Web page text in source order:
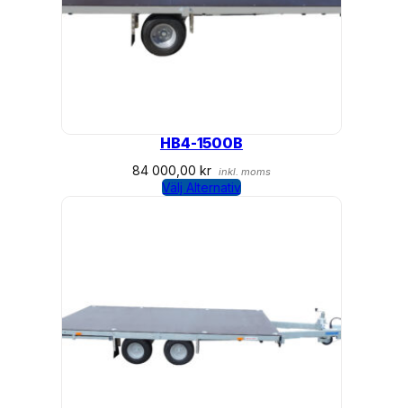
HB4-1500B
84 000,00 kr inkl. moms
Välj Alternativ